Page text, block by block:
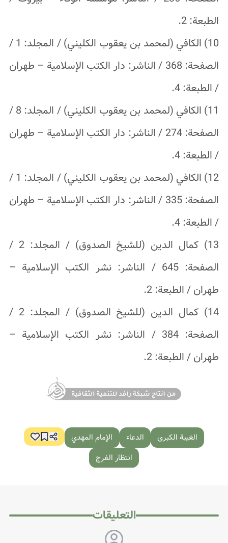
الطبعة: 2.
10) الكافي (لمحمد بن يعقوب الكليني) / المجلد: 1 /
الصفحة: 368 / الناشر: دار الكتب الإسلامية – طهران
/ الطبعة: 4.
11) الكافي (لمحمد بن يعقوب الكليني) / المجلد: 8 /
الصفحة: 274 / الناشر: دار الكتب الإسلامية – طهران
/ الطبعة: 4.
12) الكافي (لمحمد بن يعقوب الكليني) / المجلد: 1 /
الصفحة: 335 / الناشر: دار الكتب الإسلامية – طهران
/ الطبعة: 4.
13) كمال الدين (للشيخ الصدوق) / المجلد: 2 /
الصفحة: 645 / الناشر: نشر الكتب الإسلامية –
طهران / الطبعة: 2.
14) كمال الدين (للشيخ الصدوق) / المجلد: 2 /
الصفحة: 384 / الناشر: نشر الكتب الإسلامية –
طهران / الطبعة: 2.
الإمام المهدي الدعاء
الغيبة الكبرى
انتظار الفرج
التعليقات